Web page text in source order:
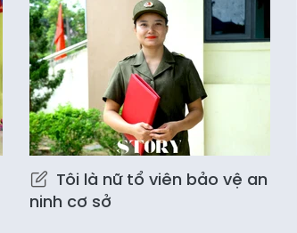
Tôi là nữ tổ viên bảo vệ an
ninh cơ sở